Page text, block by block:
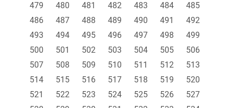
479
480 481 482 483 484
485
486
487 488 489 490 491
492
493
494 495 496 497 498
499
500
501 502 503 504 505
506
507
508 509 510 511 512
513
514
515 516 517 518 519
520
521
522 523 524 525 526
527